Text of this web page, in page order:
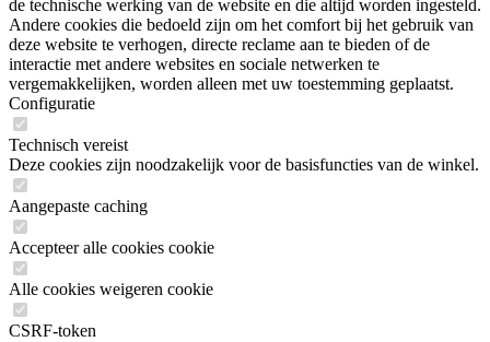
de technische werking van de website en die altijd worden ingesteld.
Andere cookies die bedoeld zijn om het comfort bij het gebruik van
deze website te verhogen, directe reclame aan te bieden of de
interactie met andere websites en sociale netwerken te
vergemakkelijken, worden alleen met uw toestemming geplaatst.
Configuratie
Technisch vereist
Deze cookies zijn noodzakelijk voor de basisfuncties van de winkel.
Aangepaste caching
Accepteer alle cookies cookie
Alle cookies weigeren cookie
CSRF-token